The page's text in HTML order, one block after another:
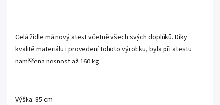
Celá židle má nový atest včetně všech svých doplňků. Díky
kvalitě materiálu i provedení tohoto výrobku, byla při atestu
naměřena nosnost až 160 kg.
Výška: 85 cm